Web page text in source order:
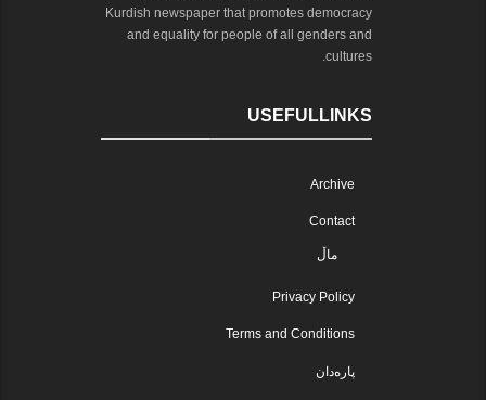
Kurdish newspaper that promotes democracy
and equality for people of all genders and
cultures.
USEFULLINKS
Archive
Contact
ماڵ
Privacy Policy
Terms and Conditions
پارەدان